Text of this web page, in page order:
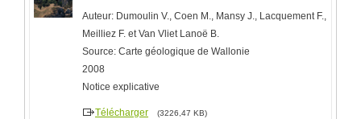
Auteur: Dumoulin V., Coen M., Mansy J., Lacquement F.,
Meilliez F. et Van Vliet Lanoë B.
Source: Carte géologique de Wallonie
2008
Notice explicative
Télécharger (3226,47 KB)